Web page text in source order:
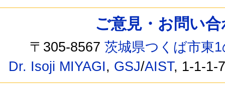
ご意見・お問い
〒305-8567茨城県つくば市東
Dr. Isoji MIYAGI, GSJ/AIST, 1-1-1-